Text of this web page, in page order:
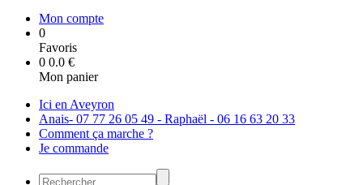
Mon compte
0
Favoris
0 0.0 €
Mon panier
Ici en Aveyron
Anais- 07 77 26 05 49 - Raphaël - 06 16 63 20 33
Comment ça marche ?
Je commande